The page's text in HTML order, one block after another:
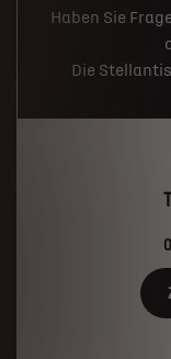
Haben Sie
Die